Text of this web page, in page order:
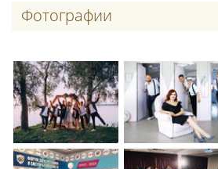
Фотографии